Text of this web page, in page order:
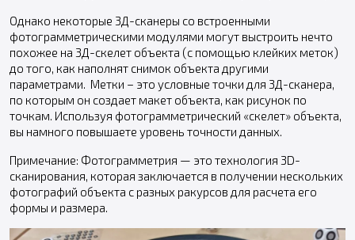
Однако некоторые 3Д-сканеры со встроенными
фотограмметрическими модулями могут выстроить нечто
похожее на 3Д-скелет объекта (с помощью клейких меток)
до того, как наполнят снимок объекта другими
параметрами. Метки – это условные точки для 3Д-сканера,
по которым он создает макет объекта, как рисунок по
точкам. Используя фотограмметрический «скелет» объекта,
вы намного повышаете уровень точности данных.
Примечание: Фотограмметрия — это технология 3D-
сканирования, которая заключается в получении нескольких
фотографий объекта с разных ракурсов для расчета его
формы и размера.